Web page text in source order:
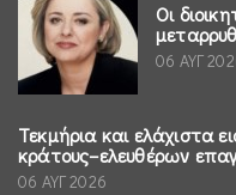
Οι
06 ΑΥΓ
Τεκμήρια και ελάχιστα
κράτους–ελευθέρων
06 ΑΥΓ 2026